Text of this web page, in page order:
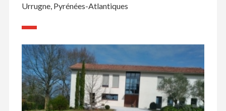
Urrugne, Pyrénées-Atlantiques